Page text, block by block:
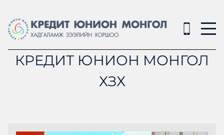
КРЕДИТ ЮНИОН МОНГОЛ
ХЗХ